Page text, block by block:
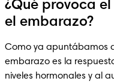
¿Qué provoca
el embarazo?
Como ya apuntábamos
embarazo es la
niveles hormonales y al